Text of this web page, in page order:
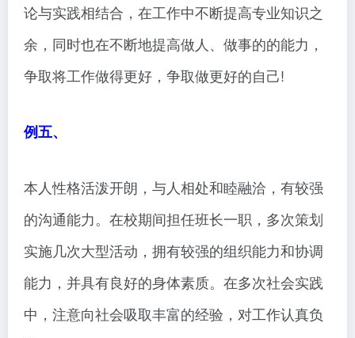
论与实践相结合，在工作中不断提高专业知识之
余，同时也在不断地提高做人、做事的的能力，
争取将工作做得更好，争取做更好的自己!
例五、
本人性格活泼开朗，与人相处和睦融洽，有较强
的沟通能力。在校期间担任班长一职，多次策划
实施几次大型活动，拥有较强的组织能力和协调
能力，并具有良好的身体素质。在多次社会实践
中，注意向社会吸取丰富的经验，对工作认真负